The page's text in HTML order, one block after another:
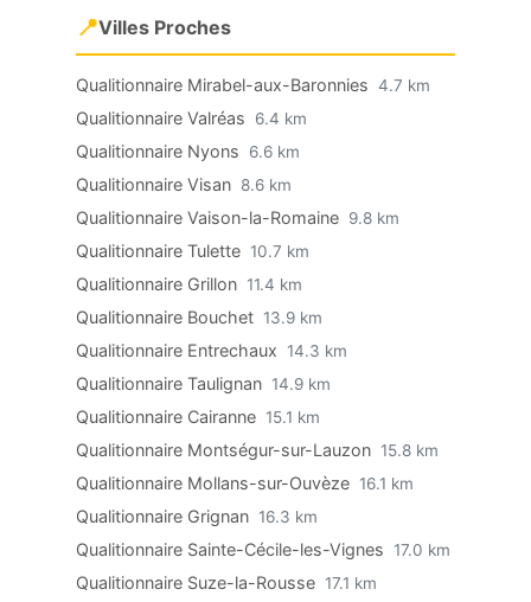
📍Villes Proches
Qualitionnaire Mirabel-aux-Baronnies 4.7 km
Qualitionnaire Valréas 6.4 km
Qualitionnaire Nyons 6.6 km
Qualitionnaire Visan 8.6 km
Qualitionnaire Vaison-la-Romaine 9.8 km
Qualitionnaire Tulette 10.7 km
Qualitionnaire Grillon 11.4 km
Qualitionnaire Bouchet 13.9 km
Qualitionnaire Entrechaux 14.3 km
Qualitionnaire Taulignan 14.9 km
Qualitionnaire Cairanne 15.1 km
Qualitionnaire Montségur-sur-Lauzon 15.8 km
Qualitionnaire Mollans-sur-Ouvèze 16.1 km
Qualitionnaire Grignan 16.3 km
Qualitionnaire Sainte-Cécile-les-Vignes 17.0 km
Qualitionnaire Suze-la-Rousse 17.1 km